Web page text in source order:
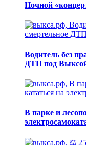
Ночной
Водитель без
ДТП под
В парке и